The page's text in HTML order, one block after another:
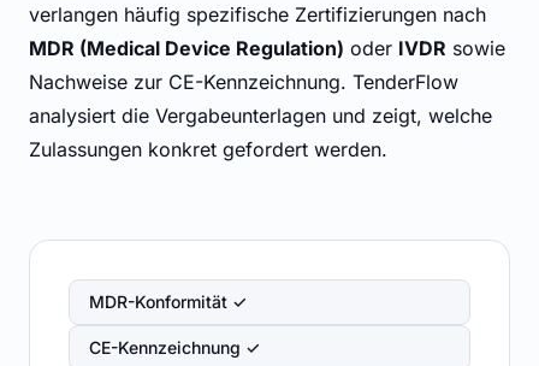
verlangen häufig spezifische Zertifizierungen nach
MDR (Medical Device Regulation) oder IVDR sowie
Nachweise zur CE-Kennzeichnung. TenderFlow
analysiert die Vergabeunterlagen und zeigt, welche
Zulassungen konkret gefordert werden.
MDR-Konformität ✓
CE-Kennzeichnung ✓